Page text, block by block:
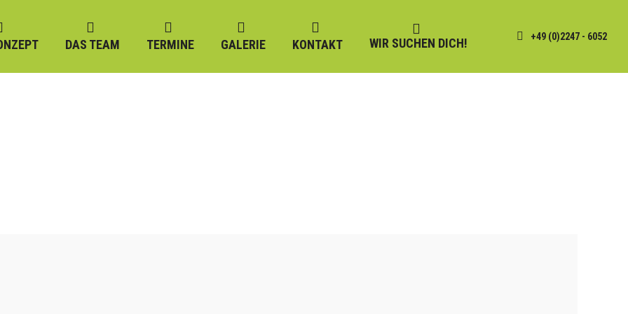
DAS TEAM TERMINE GALERIE KONTAKT WIR SUCHEN DICH! +49 (0)2247 - 6052